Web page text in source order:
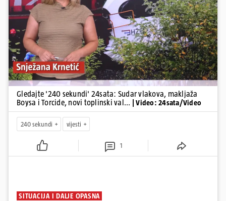
Pokretanje videa...
Gledajte '240 sekundi' 24sata: Sudar vlakova, makljaža
Boysa i Torcide, novi toplinski val...
| Video: 24sata/Video
240 sekundi vijesti
1
SITUACIJA I DALJE OPASNA